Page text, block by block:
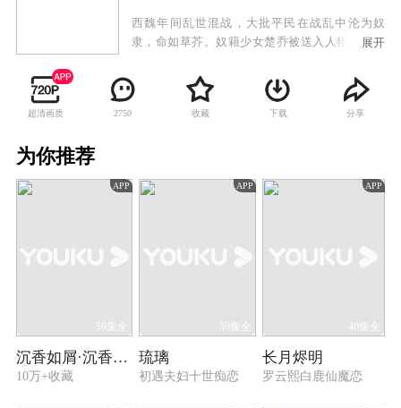
西魏年间乱世混战，大批平民在战乱中沦为奴
隶，命如草芥。奴籍少女楚乔被送入人猎场供贵
她被带进权倾朝野的门阀宇文家，受到开明贵族
宇文玥关注，被迫接受严厉训练的同时，更与燕
洵结下深厚友谊。西魏门阀争斗，燕洵一家被
与燕洵分道扬镳，并与力求“天下一统、释奴止
展开
超清画质 2750 收藏 下载 分享
为你推荐
APP
59集全
沉香如屑·沉香重华
10万+收藏
APP
59集全
琉璃
初遇夫妇十世痴恋
APP
40集全
长月烬明
罗云熙白鹿仙魔恋